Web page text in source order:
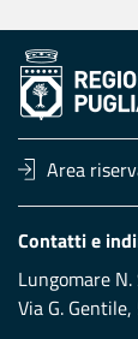
Area
Contatti e
Lungomare
Via G.